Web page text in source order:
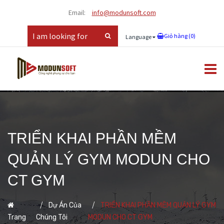
Email: info@modunsoft.com
Language Giỏ hàng (0)
TRIỂN KHAI PHẦN MỀM
QUẢN LÝ GYM MODUN CHO
CT GYM
Trang
Dự Án Của
Chúng Tôi
TRIỂN KHAI PHẦN MỀM QUẢN LÝ GYM
MODUN CHO CT GYM